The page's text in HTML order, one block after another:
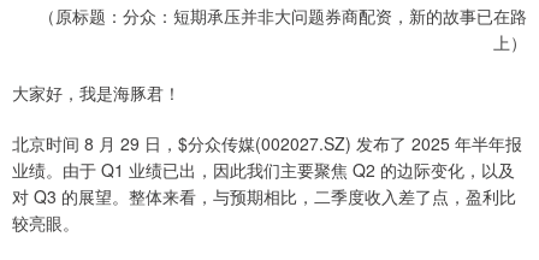
（原标题：分众：短期承压并非大问题券商配资，新的故事已在路
上）
大家好，我是海豚君！
北京时间 8 月 29 日，$分众传媒(002027.SZ) 发布了 2025 年半年报
业绩。由于 Q1 业绩已出，因此我们主要聚焦 Q2 的边际变化，以及
对 Q3 的展望。整体来看，与预期相比，二季度收入差了点，盈利比
较亮眼。